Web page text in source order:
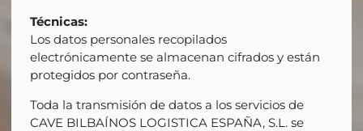
Técnicas:
Los datos personales recopilados
electrónicamente se almacenan cifrados y están
protegidos por contraseña.
Toda la transmisión de datos a los servicios de
CAVE BILBAÍNOS LOGISTICA ESPAÑA, S.L. se